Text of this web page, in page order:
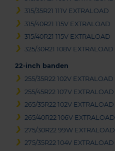
315/35R21 111V EXTRALOAD
315/40R21 115V EXTRALOAD
315/40R21 115V EXTRALOAD
325/30R21 108V EXTRALOAD
22-inch banden
255/35R22 102V EXTRALOAD
255/45R22 107V EXTRALOAD
265/35R22 102V EXTRALOAD
265/40R22 106V EXTRALOAD
275/30R22 99W EXTRALOAD
275/35R22 104V EXTRALOAD